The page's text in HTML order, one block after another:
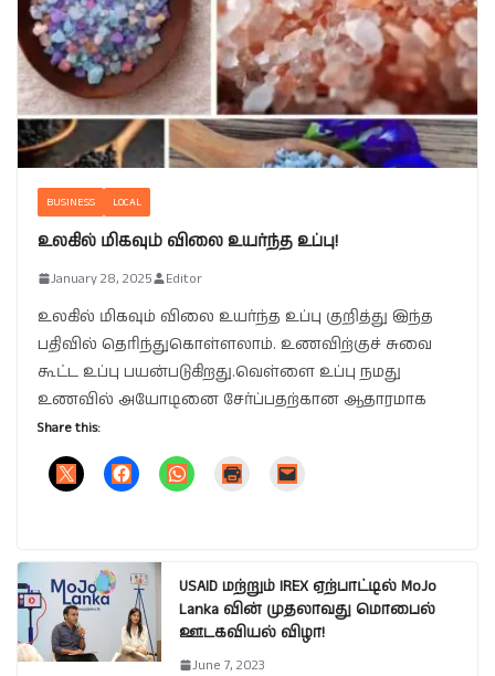
BUSINESS LOCAL
உலகில் மிகவும் விலை உயர்ந்த உப்பு!
January 28, 2025 Editor
உலகில் மிகவும் விலை உயர்ந்த உப்பு குறித்து இந்த
பதிவில் தெரிந்துகொள்ளலாம். உணவிற்குச் சுவை
கூட்ட உப்பு பயன்படுகிறது.வெள்ளை உப்பு நமது
உணவில் அயோடினை சேர்ப்பதற்கான ஆதாரமாக
Share this:
USAID மற்றும் IREX ஏற்பாட்டில் MoJo
Lanka வின் முதலாவது மொபைல்
ஊடகவியல் விழா!
June 7, 2023